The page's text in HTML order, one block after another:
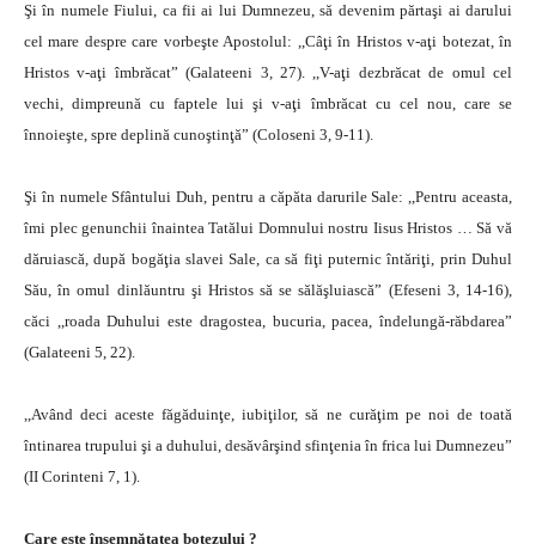
Şi în numele Fiului, ca fii ai lui Dumnezeu, să devenim părtaşi ai darului
cel mare despre care vorbeşte Apostolul: ,,Câţi în Hristos v-aţi botezat, în
Hristos v-aţi îmbrăcat” (Galateeni 3, 27). ,,V-aţi dezbrăcat de omul cel
vechi, dimpreună cu faptele lui şi v-aţi îmbrăcat cu cel nou, care se
înnoieşte, spre deplină cunoştinţă” (Coloseni 3, 9-11).
Şi în numele Sfântului Duh, pentru a căpăta darurile Sale: ,,Pentru aceasta,
îmi plec genunchii înaintea Tatălui Domnului nostru Iisus Hristos … Să vă
dăruiască, după bogăţia slavei Sale, ca să fiţi puternic întăriţi, prin Duhul
Său, în omul dinlăuntru şi Hristos să se sălăşluiască” (Efeseni 3, 14-16),
căci ,,roada Duhului este dragostea, bucuria, pacea, îndelungă-răbdarea”
(Galateeni 5, 22).
,,Având deci aceste făgăduinţe, iubiţilor, să ne curăţim pe noi de toată
întinarea trupului şi a duhului, desăvârşind sfinţenia în frica lui Dumnezeu”
(II Corinteni 7, 1).
Care este însemnătatea botezului ?